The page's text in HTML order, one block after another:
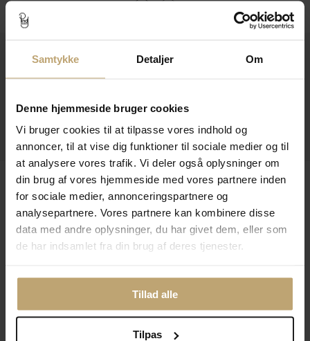
Samtykke Detaljer Om
Denne hjemmeside bruger cookies
Vi bruger cookies til at tilpasse vores indhold og
annoncer, til at vise dig funktioner til sociale medier og til
at analysere vores trafik. Vi deler også oplysninger om
din brug af vores hjemmeside med vores partnere inden
for sociale medier, annonceringspartnere og
analysepartnere. Vores partnere kan kombinere disse
data med andre oplysninger, du har givet dem, eller som
de har indsamlet fra din brug af deres tjenester.
Tillad alle
Tilpas
Kontakt
Åbningstider I Butikken
Information
Praktiske Sider
Leveringsmuligheder
Betalingsmuligheder
Sikker Og Tryg E-Handel